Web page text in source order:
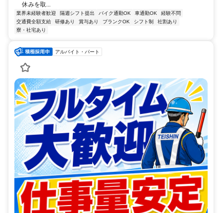
休みを取...
業界未経験者歓迎 隔週シフト提出 バイク通勤OK 車通勤OK
経験不問
交通費全額支給
研修あり 賞与あり ブランクOK シフト制
社割あり
寮・社宅あり
アルバイト・パート